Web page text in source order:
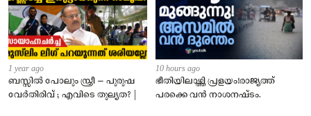
1 year ago
ബസ്സിൽ പോലും സ്ത്രീ – പുരുഷ
വേർതിരിവ് ; എവിടെ തുല്യത? |
10 hours ago
ഭീതിയിലാഴ്ത്തി പ്രളയം!രാജ്യത്ത്
പരക്കെ വൻ നാശനഷ്ടം.